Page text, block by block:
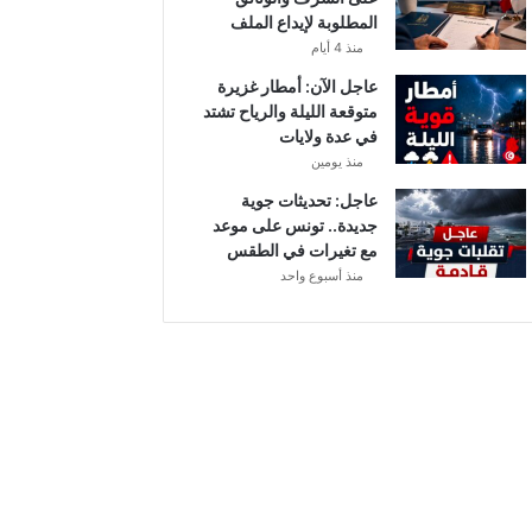
المطلوبة لإيداع الملف
منذ 4 أيام
عاجل الآن: أمطار غزيرة
متوقعة الليلة والرياح تشتد
في عدة ولايات
منذ يومين
عاجل: تحديثات جوية
جديدة.. تونس على موعد
مع تغيرات في الطقس
منذ أسبوع واحد